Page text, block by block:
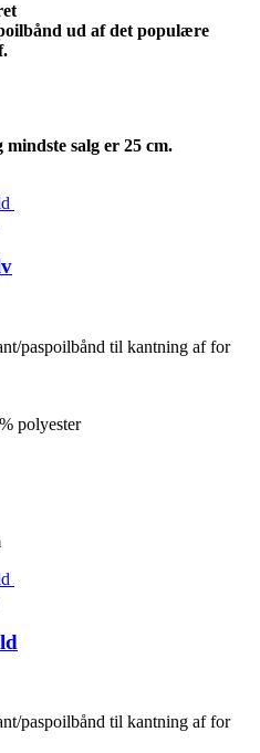
ud af det populære
salg er 25 cm.
paspoilbånd til kantning af for
polyester
paspoilbånd til kantning af for